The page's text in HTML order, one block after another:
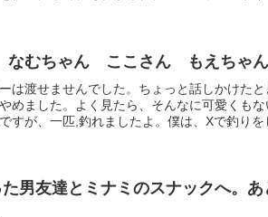
なむちゃん ここさん もえちゃ
は渡せませんでした。ちょっと話しかけた
めました。よく見たら、そんなに可愛くも
すが、一匹,釣れましたよ。僕は、Xで釣りを
男友達とミナミのスナックへ。